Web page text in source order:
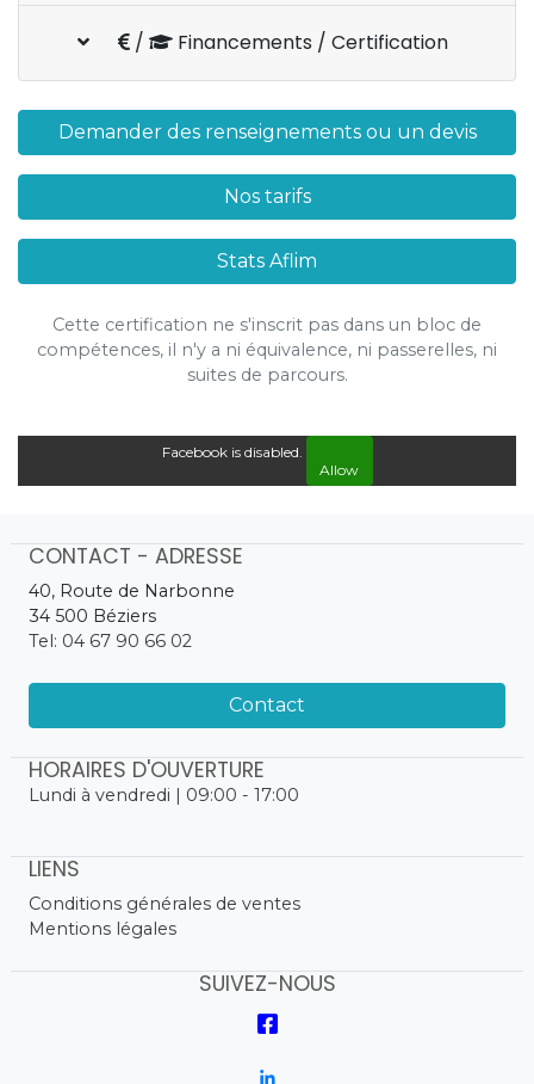
/ Financements / Certification
Demander des renseignements ou un devis
Nos tarifs
Stats Aflim
Cette certification ne s'inscrit pas dans un bloc de
compétences, il n'y a ni équivalence, ni passerelles, ni
suites de parcours.
Facebook is disabled.
Allow
CONTACT - ADRESSE
40, Route de Narbonne
34 500 Béziers
Tel: 04 67 90 66 02
Contact
HORAIRES D'OUVERTURE
Lundi à vendredi | 09:00 - 17:00
LIENS
Conditions générales de ventes
Mentions légales
SUIVEZ-NOUS